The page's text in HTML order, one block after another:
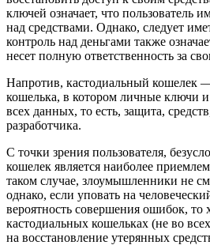
ключей означает, что пользователь
над средствами. Однако, следует
контроль над деньгами также
несет полную ответственность за
Напротив, кастодиальный кошелек
кошелька, в котором личные ключи
всех данных, то есть, защита,
разработчика.
С точки зрения пользователя,
кошелек является наиболее
таком случае, злоумышленники не
однако, если уповать на
вероятность совершения ошибок, то
кастодиальных кошельках (не во
на восстановление утерянных